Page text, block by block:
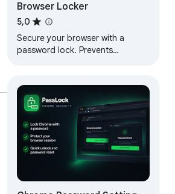
Browser Locker
5,0
Secure your browser with a
password lock. Prevents